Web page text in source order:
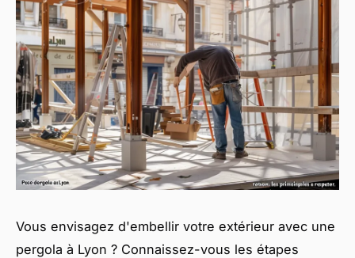
Vous envisagez d'embellir votre extérieur avec une
pergola à Lyon ? Connaissez-vous les étapes